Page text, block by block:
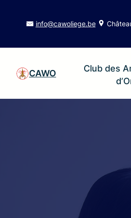
info@cawoliege.be
CAWO
Club des